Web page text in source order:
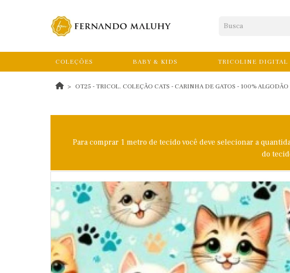
COLEÇÕES BABY & KIDS TRICOLINE DIGITAL
OT25 - TRICOL. COLEÇÃO CATS - CARINHA DE GATOS - 100%
Para comprar 1 metro de tecido você deve selecionar a
do